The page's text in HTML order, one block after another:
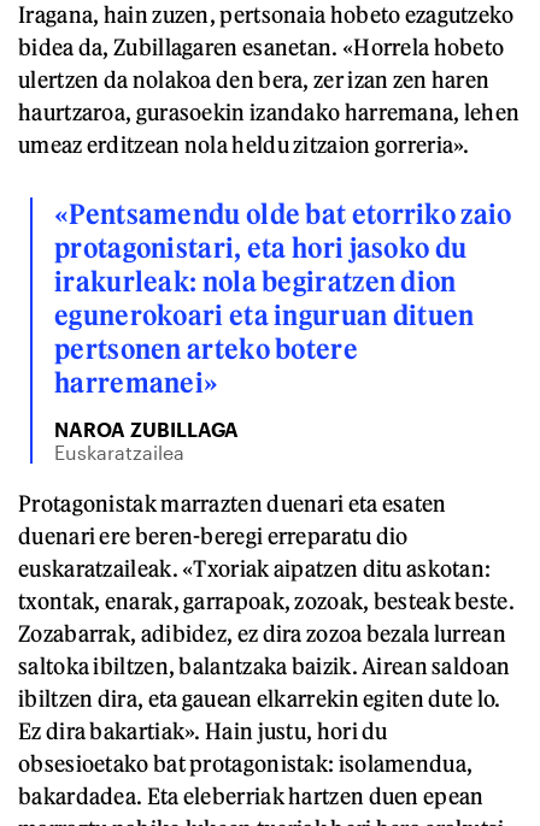
Iragana, hain zuzen, pertsonaia hobeto ezagutzeko
bidea da, Zubillagaren esanetan. «Horrela hobeto
ulertzen da nolakoa den bera, zer izan zen haren
haurtzaroa, gurasoekin izandako harremana, lehen
umeaz erditzean nola heldu zitzaion gorreria».
«Pentsamendu olde bat etorriko zaio
protagonistari, eta hori jasoko du
irakurleak: nola begiratzen dion
egunerokoari eta inguruan dituen
pertsonen arteko botere
harremanei»
NAROA ZUBILLAGA
Euskaratzailea
Protagonistak marrazten duenari eta esaten
duenari ere beren-beregi erreparatu dio
euskaratzaileak. «Txoriak aipatzen ditu askotan:
txontak, enarak, garrapoak, zozoak, besteak beste.
Zozabarrak, adibidez, ez dira zozoa bezala lurrean
saltoka ibiltzen, balantzaka baizik. Airean saldoan
ibiltzen dira, eta gauean elkarrekin egiten dute lo.
Ez dira bakartiak». Hain justu, hori du
obsesioetako bat protagonistak: isolamendua,
bakardadea. Eta eleberriak hartzen duen epean